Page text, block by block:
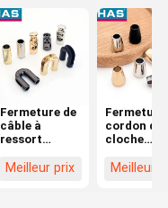
Fermeture de
câble à
ressort
réglable
Meilleur prix
Fermeture
cordon de
cloche
réglable à
Meilleur